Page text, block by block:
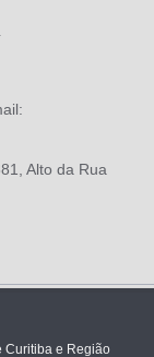
Alto da Rua
Curitiba e Região